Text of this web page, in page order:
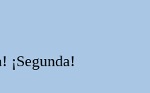
¡Segunda!